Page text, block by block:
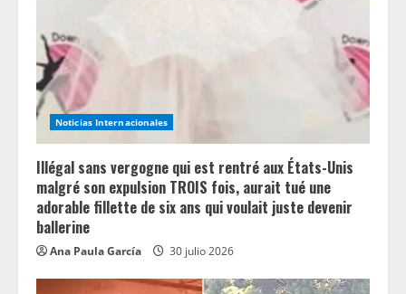
n
g
Noticias Internacionales
Illégal sans vergogne qui est rentré aux États-Unis
malgré son expulsion TROIS fois, aurait tué une
adorable fillette de six ans qui voulait juste devenir
ballerine
Ana Paula García 30 julio 2026